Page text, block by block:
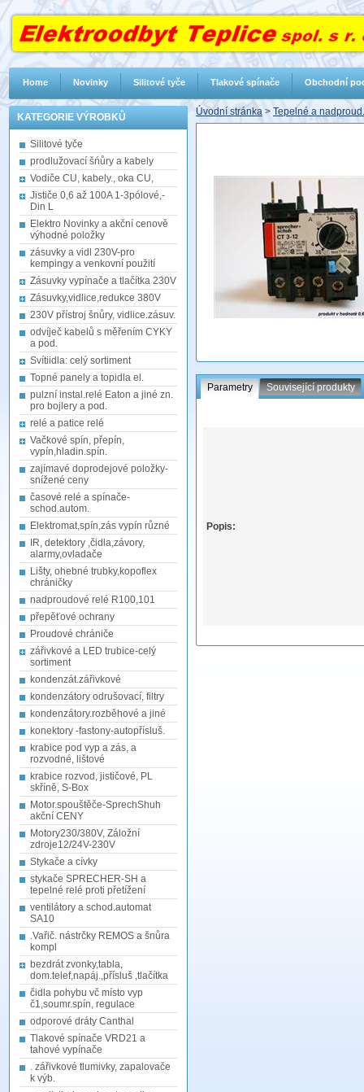
KATEGORIE VÝROBKŮ
Silitové tyče
prodlužovací šńůry a kabely
Vodiče CU, kabely., oka CU,
Jističe 0,6 až 100A 1-3pólové,-
Din L
Elektro Novinky a akční cenově
výhodné položky
zásuvky a vidl 230V-pro
kempingy a venkovní použití
Zásuvky vypínače a tlačítka 230V
Zásuvky,vidlice,redukce 380V
230V přístroj šnůry, vidlice.zásuv.
odvíječ kabelů s měřením CYKY
a pod.
Svítiidla: celý sortiment
Topné panely a topidla el.
pulzní instal.relé Eaton a jiné zn.
pro bojlery a pod.
relé a patice relé
Vačkové spín, přepín,
vypín,hladin.spín.
zajímavé doprodejové položky-
snížené ceny
časové relé a spínače-
schod.autom.
Elektromat,spín,zás vypín různé
IR, detektory ,čidla,závory,
alarmy,ovladače
Lišty, ohebné trubky,kopoflex
chráničky
nadproudové relé R100,101
přepěťové ochrany
Proudové chrániče
zářivkové a LED trubice-celý
sortiment
kondenzát.zářivkové
kondenzátory odrušovací, filtry
kondenzátory.rozběhové a jiné
konektory -fastony-autopřísluš.
krabice pod vyp a zás, a
rozvodné, lištové
krabice rozvod, jističové, PL
skříně, S-Box
Motor.spouštěče-SprechShuh
akční CENY
Motory230/380V, Záložní
zdroje12/24V-230V
Stykače a cívky
stykače SPRECHER-SH a
tepelné relé proti přetížení
ventilátory a schod.automat
SA10
.Vařič. nástrčky REMOS a šnůra
kompl
bezdrát zvonky,tabla,
dom.telef,napáj.,přísluš ,tlačítka
čidla pohybu vč místo vyp
č1,soumr.spín, regulace
odporové dráty Canthal
Tlakové spínače VRD21 a
tahové vypínače
. zářivkové tlumivky, zapalovače
k výb.
Úvodní stránka > Tepelné a
Parametry Související produkty
Popis:
Home Novinky Silitové tyče Tlakové spínače Obchodní